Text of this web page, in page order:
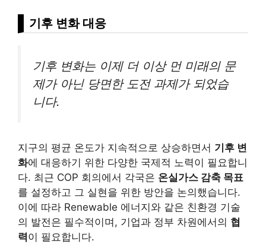
기후 변화 대응
기후 변화는 이제 더 이상 먼 미래의 문
제가 아닌 당면한 도전 과제가 되었습
니다.
지구의 평균 온도가 지속적으로 상승하면서 기후 변
화에 대응하기 위한 다양한 국제적 노력이 필요합니
다. 최근 COP 회의에서 각국은 온실가스 감축 목표
를 설정하고 그 실현을 위한 방안을 논의했습니다.
이에 따라 Renewable 에너지와 같은 친환경 기술
의 발전은 필수적이며, 기업과 정부 차원에서의 협
력이 필요합니다.